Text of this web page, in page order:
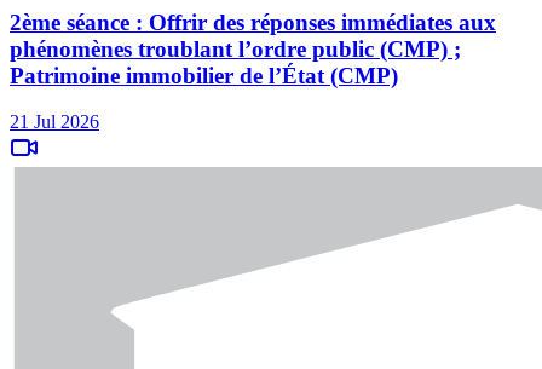
2ème séance : Offrir des réponses immédiates aux
phénomènes troublant l’ordre public (CMP) ;
Patrimoine immobilier de l’État (CMP)
21 Jul 2026